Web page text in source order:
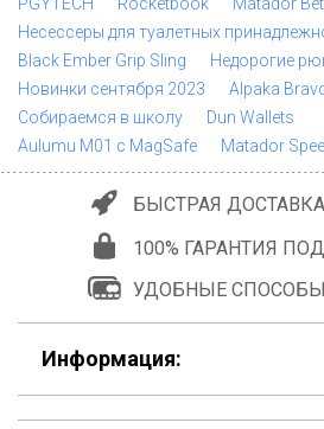
Несессеры для туалетных
Black Ember Grip Sling
Недорогие
Новинки сентября 2023
Alpaka
Собираемся в школу
Dun Wallets
Aulumu M01 с MagSafe
Matador
БЫСТРАЯ ДОСТАВКА
100% ГАРАНТИЯ
УДОБНЫЕ
Информация: